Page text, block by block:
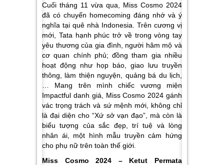
Cuối tháng 11 vừa qua, Miss Cosmo 2024
đã có chuyến homecoming đáng nhớ và ý
nghĩa tại quê nhà Indonesia. Trên cương vị
mới, Tata hạnh phúc trở về trong vòng tay
yêu thương của gia đình, người hâm mộ và
cơ quan chính phủ; đồng tham gia nhiều
hoạt động như họp báo, giao lưu truyền
thông, làm thiện nguyện, quảng bá du lịch,
Mang trên mình chiếc vương miện
Impactful danh giá, Miss Cosmo 2024 gánh
vác trọng trách và sứ mệnh mới, không chỉ
là đại diện cho “Xứ sở vạn đạo”, mà còn là
biểu tượng của sắc đẹp, trí tuệ và lòng
nhân ái, một hình mẫu truyền cảm hứng
cho phụ nữ trên toàn thế giới.
Miss Cosmo 2024 – Ketut Permata